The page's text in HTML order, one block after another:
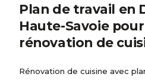
Plan de travail en
Haute-Savoie
rénovation de
Rénovation de cuisine avec